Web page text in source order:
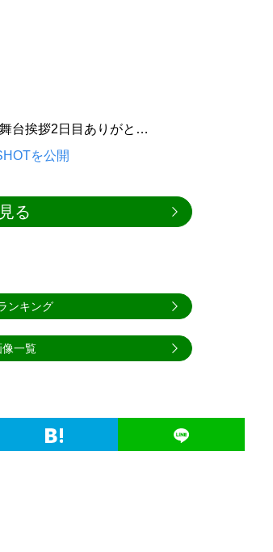
台挨拶2日目ありがと…
を公開
る
ンキング
像一覧